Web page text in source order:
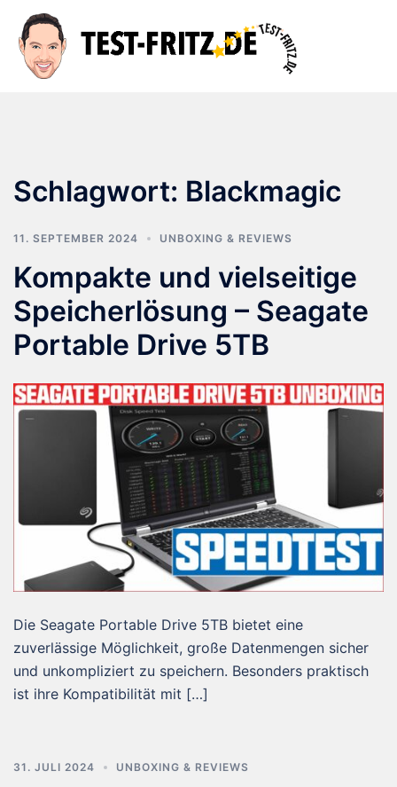
Inhalt
springen
Schlagwort: Blackmagic
11. SEPTEMBER 2024 UNBOXING & REVIEWS
Kompakte und vielseitige
Speicherlösung – Seagate
Portable Drive 5TB
Die Seagate Portable Drive 5TB bietet eine
zuverlässige Möglichkeit, große Datenmengen sicher
und unkompliziert zu speichern. Besonders praktisch
ist ihre Kompatibilität mit […]
31. JULI 2024 UNBOXING & REVIEWS